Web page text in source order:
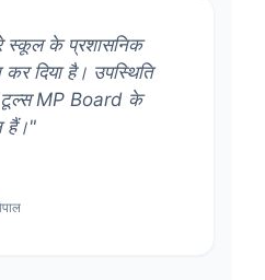
स्कूल के प्रशासनिक
दिया है। उपस्थिति
टूल्स MP Board के
हैं।"